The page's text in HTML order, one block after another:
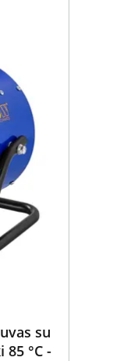
su
°C -